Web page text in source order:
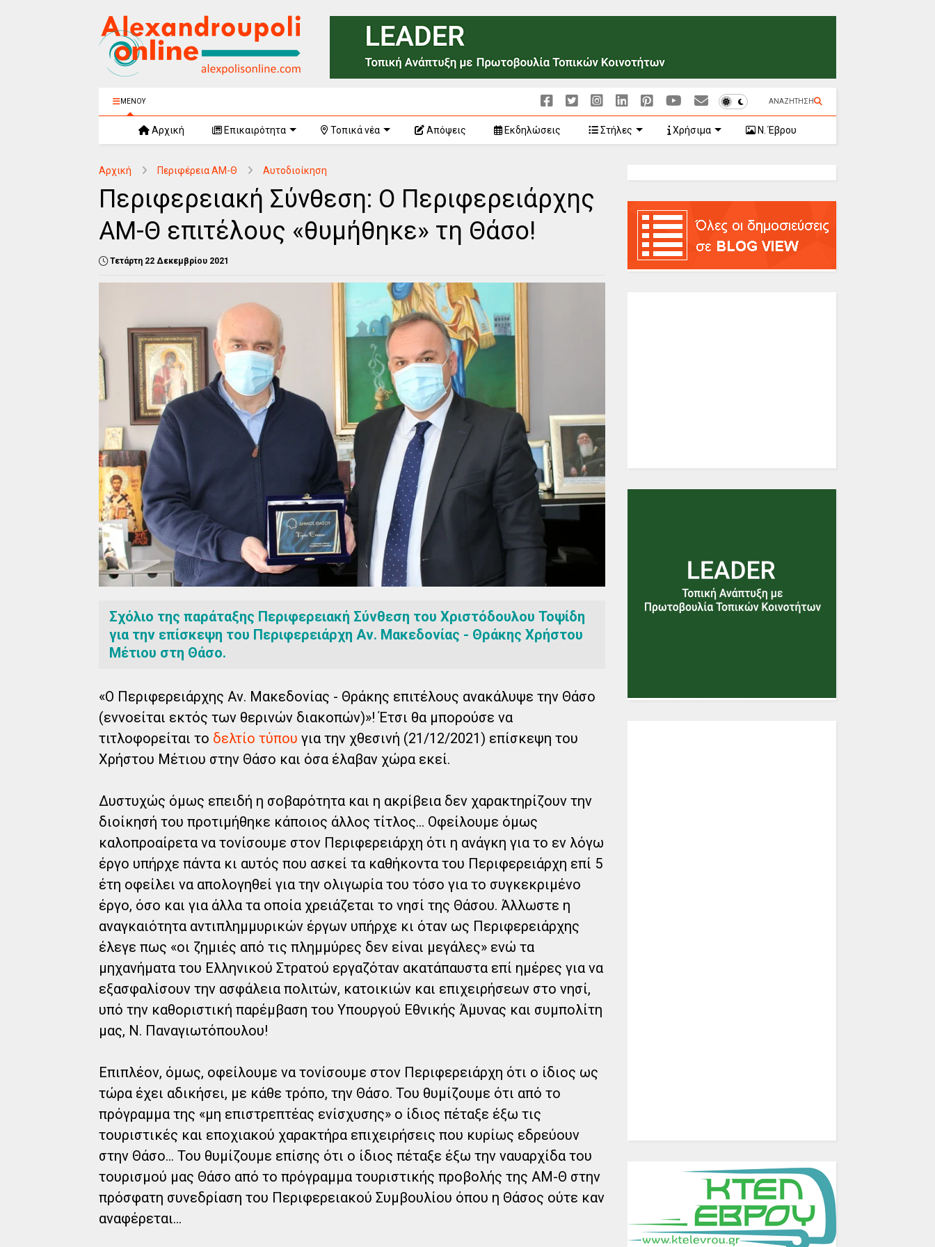
ΜΕΝΟΥ ΑΝΑΖΗΤΗΣΗ
Αρχική Επικαιρότητα Τοπικά νέα Απόψεις Εκδηλώσεις Στήλες Χρήσιμα Ν. Έβρου
Αρχική Περιφέρεια ΑΜ-Θ Αυτοδιοίκηση
Περιφερειακή Σύνθεση: Ο Περιφερειάρχης
ΑΜ-Θ επιτέλους «θυμήθηκε» τη Θάσο!
Τετάρτη 22 Δεκεμβρίου 2021
Σχόλιο της παράταξης Περιφερειακή Σύνθεση του Χριστόδουλου Τοψίδη
για την επίσκεψη του Περιφερειάρχη Αν. Μακεδονίας - Θράκης Χρήστου
Μέτιου στη Θάσο.
«Ο Περιφερειάρχης Αν. Μακεδονίας - Θράκης επιτέλους ανακάλυψε την Θάσο
(εννοείται εκτός των θερινών διακοπών)»! Έτσι θα μπορούσε να
τιτλοφορείται το δελτίο τύπου για την χθεσινή (21/12/2021) επίσκεψη του
Χρήστου Μέτιου στην Θάσο και όσα έλαβαν χώρα εκεί.
Δυστυχώς όμως επειδή η σοβαρότητα και η ακρίβεια δεν χαρακτηρίζουν την
διοίκησή του προτιμήθηκε κάποιος άλλος τίτλος… Οφείλουμε όμως
καλοπροαίρετα να τονίσουμε στον Περιφερειάρχη ότι η ανάγκη για το εν λόγω
έργο υπήρχε πάντα κι αυτός που ασκεί τα καθήκοντα του Περιφερειάρχη επί 5
έτη οφείλει να απολογηθεί για την ολιγωρία του τόσο για το συγκεκριμένο
έργο, όσο και για άλλα τα οποία χρειάζεται το νησί της Θάσου. Άλλωστε η
αναγκαιότητα αντιπλημμυρικών έργων υπήρχε κι όταν ως Περιφερειάρχης
έλεγε πως «οι ζημιές από τις πλημμύρες δεν είναι μεγάλες» ενώ τα
μηχανήματα του Ελληνικού Στρατού εργαζόταν ακατάπαυστα επί ημέρες για να
εξασφαλίσουν την ασφάλεια πολιτών, κατοικιών και επιχειρήσεων στο νησί,
υπό την καθοριστική παρέμβαση του Υπουργού Εθνικής Άμυνας και συμπολίτη
μας, Ν. Παναγιωτόπουλου!
Επιπλέον, όμως, οφείλουμε να τονίσουμε στον Περιφερειάρχη ότι ο ίδιος ως
τώρα έχει αδικήσει, με κάθε τρόπο, την Θάσο. Του θυμίζουμε ότι από το
πρόγραμμα της «μη επιστρεπτέας ενίσχυσης» ο ίδιος πέταξε έξω τις
τουριστικές και εποχιακού χαρακτήρα επιχειρήσεις που κυρίως εδρεύουν
στην Θάσο… Του θυμίζουμε επίσης ότι ο ίδιος πέταξε έξω την ναυαρχίδα του
τουρισμού μας Θάσο από το πρόγραμμα τουριστικής προβολής της ΑΜ-Θ στην
πρόσφατη συνεδρίαση του Περιφερειακού Συμβουλίου όπου η Θάσος ούτε καν
αναφέρεται…